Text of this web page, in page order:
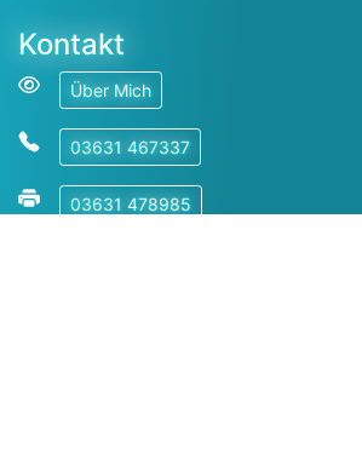
Kontakt
Über Mich
03631 467337
03631 478985